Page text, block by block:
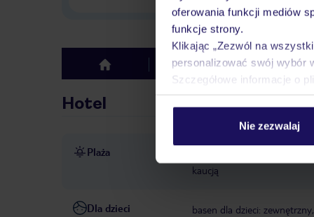
oferowania funkcji mediów
funkcje strony.
Klikając „Zezwól na
personalizować swój wybór
Szczegółowe informacje o
Nie zezwalaj
top Hotel Opinie
Hotel
Plaża
kaucją
Dla dzieci basen dla dzieci: